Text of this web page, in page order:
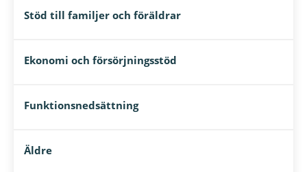
Stöd till familjer och föräldrar
Ekonomi och försörjningsstöd
Funktionsnedsättning
Äldre